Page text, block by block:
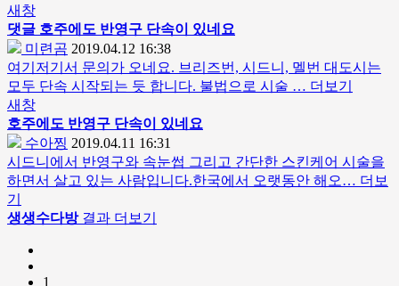
새창
댓글 호주에도 반영구 단속이 있네요
미련곰 2019.04.12 16:38
여기저기서 문의가 오네요. 브리즈번, 시드니, 멜번 대도시는
모두 단속 시작되는 듯 합니다. 불법으로 시술 … 더보기
새창
호주에도 반영구 단속이 있네요
수아찡 2019.04.11 16:31
시드니에서 반영구와 속눈썹 그리고 간단한 스킨케어 시술을
하면서 살고 있는 사람입니다.한국에서 오랫동안 해오… 더보
기
생생수다방결과 더보기
1